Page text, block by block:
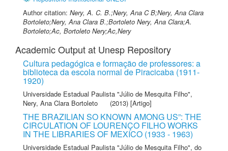
Author citation: Nery, A. C. B.;Nery, Ana C B;Nery, Ana Clara
Bortoleto;Nery, Ana Clara B.;Bortoleto Nery, Ana Clara;A.
Bortoleto;Ac, Bortoleto Nery;Ac,Nery
Academic Output at Unesp Repository
Cultura pedagógica e formação de professores: a
biblioteca da escola normal de Piracicaba (1911-
1920)
Universidade Estadual Paulista "Júlio de Mesquita Filho",
Nery, Ana Clara Bortoleto
(2013) [Artigo]
THE BRAZILIAN SO KNOWN AMONG US”: THE
CIRCULATION OF LOURENÇO FILHO WORKS
IN THE LIBRARIES OF MEXICO (1933 - 1963)
Universidade Estadual Paulista "Júlio de Mesquita Filho", do